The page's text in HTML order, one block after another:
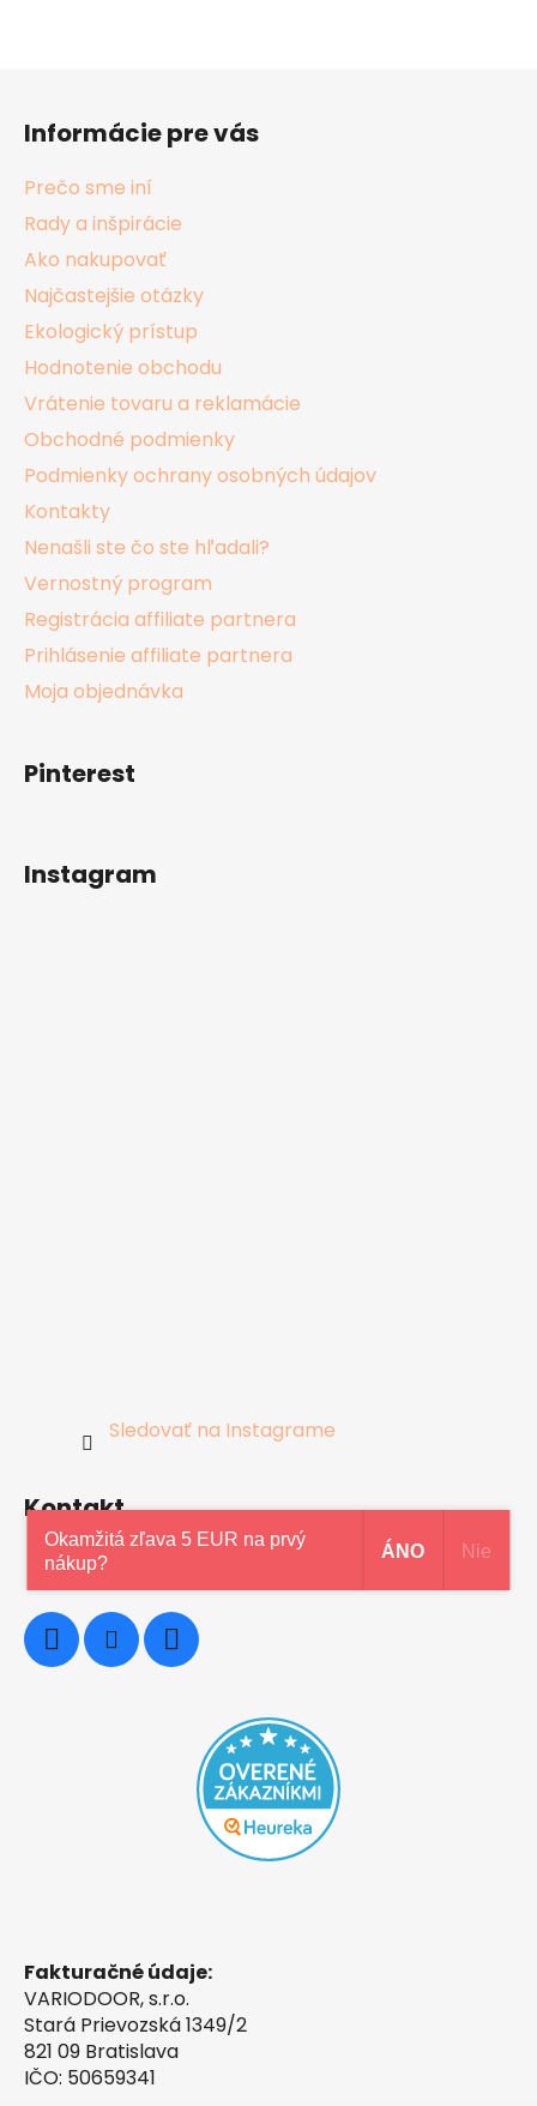
Informácie pre vás
Prečo sme iní
Rady a inšpirácie
Ako nakupovať
Najčastejšie otázky
Ekologický prístup
Hodnotenie obchodu
Vrátenie tovaru a reklamácie
Obchodné podmienky
Podmienky ochrany osobných údajov
Kontakty
Nenašli ste čo ste hľadali?
Vernostný program
Registrácia affiliate partnera
Prihlásenie affiliate partnera
Moja objednávka
Pinterest
Instagram
Sledovať na Instagrame
Kontakt
0948997914
Fakturačné údaje:
VARIODOOR, s.r.o.
Stará Prievozská 1349/2
821 09 Bratislava
IČO: 50659341
Okamžitá zľava 5 EUR na prvý
nákup?
ÁNO Nie